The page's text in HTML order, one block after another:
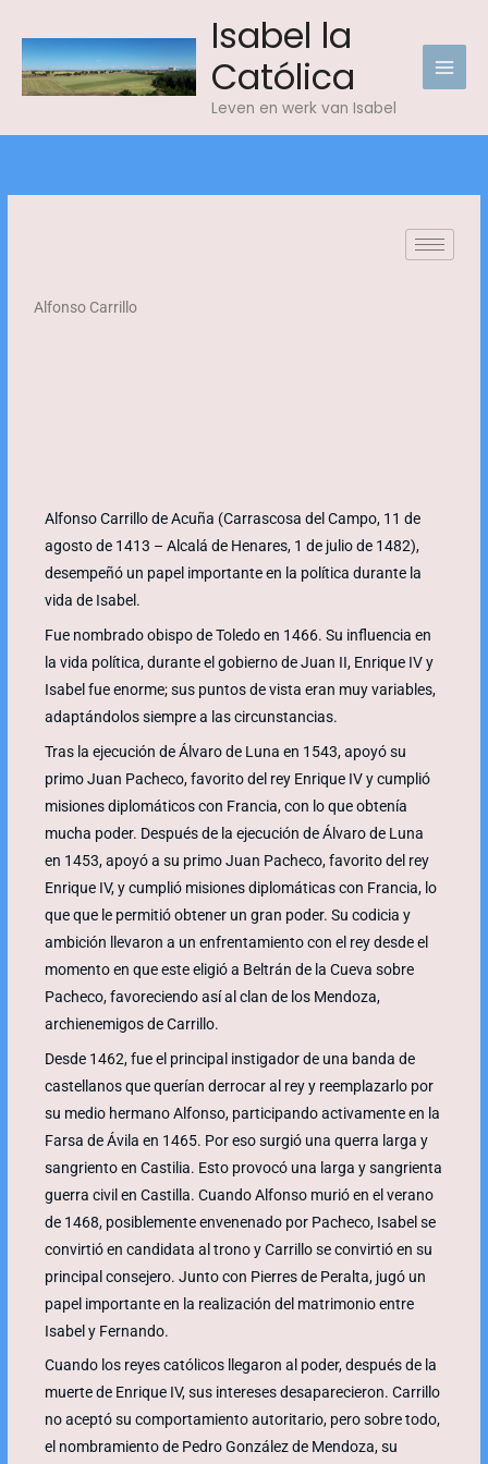
content
Isabel la
Católica
Leven en werk van Isabel
Alfonso Carrillo
Alfonso Carrillo de Acuña (Carrascosa del Campo, 11 de
agosto de 1413 – Alcalá de Henares, 1 de julio de 1482),
desempeñó un papel importante en la política durante la
vida de Isabel.
Fue nombrado obispo de Toledo en 1466. Su influencia en
la vida política, durante el gobierno de Juan II, Enrique IV y
Isabel fue enorme; sus puntos de vista eran muy variables,
adaptándolos siempre a las circunstancias.
Tras la ejecución de Álvaro de Luna en 1543, apoyó su
primo Juan Pacheco, favorito del rey Enrique IV y cumplió
misiones diplomáticos con Francia, con lo que obtenía
mucha poder. Después de la ejecución de Álvaro de Luna
en 1453, apoyó a su primo Juan Pacheco, favorito del rey
Enrique IV, y cumplió misiones diplomáticas con Francia, lo
que que le permitió obtener un gran poder. Su codicia y
ambición llevaron a un enfrentamiento con el rey desde el
momento en que este eligió a Beltrán de la Cueva sobre
Pacheco, favoreciendo así al clan de los Mendoza,
archienemigos de Carrillo.
Desde 1462, fue el principal instigador de una banda de
castellanos que querían derrocar al rey y reemplazarlo por
su medio hermano Alfonso, participando activamente en la
Farsa de Ávila en 1465. Por eso surgió una querra larga y
sangriento en Castilia. Esto provocó una larga y sangrienta
guerra civil en Castilla. Cuando Alfonso murió en el verano
de 1468, posiblemente envenenado por Pacheco, Isabel se
convirtió en candidata al trono y Carrillo se convirtió en su
principal consejero. Junto con Pierres de Peralta, jugó un
papel importante en la realización del matrimonio entre
Isabel y Fernando.
Cuando los reyes católicos llegaron al poder, después de la
muerte de Enrique IV, sus intereses desaparecieron. Carrillo
no aceptó su comportamiento autoritario, pero sobre todo,
el nombramiento de Pedro González de Mendoza, su